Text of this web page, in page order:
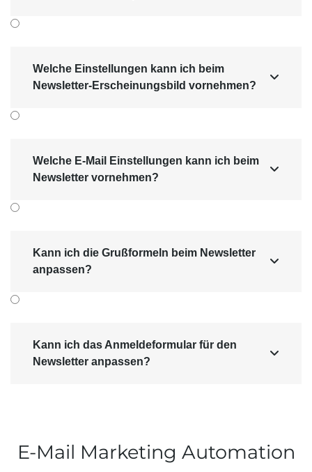
Welche Einstellungen kann ich beim
Newsletter-Erscheinungsbild vornehmen?

Welche E-Mail Einstellungen kann ich beim
Newsletter vornehmen?

Kann ich die Grußformeln beim Newsletter
anpassen?

Kann ich das Anmeldeformular für den
Newsletter anpassen?

E-Mail Marketing Automation